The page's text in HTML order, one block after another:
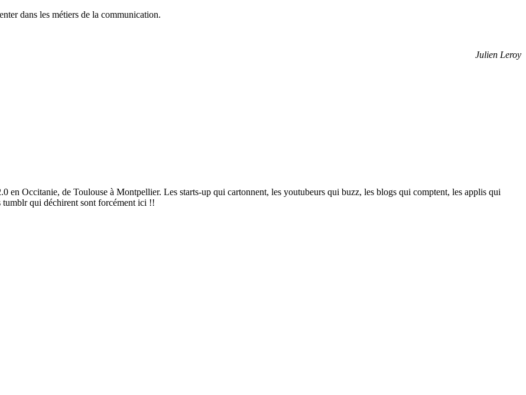
dans les métiers de la communication.
Julien Leroy
en Occitanie, de Toulouse à Montpellier. Les starts-up qui cartonnent, les youtubeurs qui buzz, les blogs qui comptent, les applis qui
tumblr qui déchirent sont forcément ici !!